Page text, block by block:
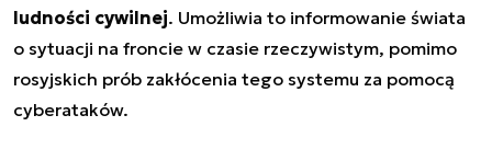
ludności cywilnej. Umożliwia to informowanie świata
o sytuacji na froncie w czasie rzeczywistym, pomimo
rosyjskich prób zakłócenia tego systemu za pomocą
cyberataków.